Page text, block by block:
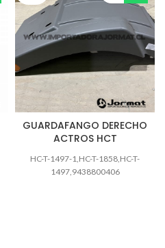
GUARDAFANGO DERECHO
ACTROS HCT
HC-T-1497-1,HC-T-1858,HC-T-
1497,9438800406